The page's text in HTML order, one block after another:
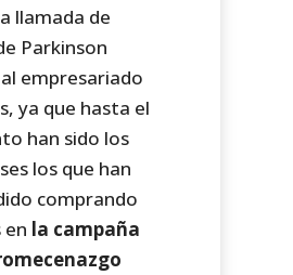
llamada de
Parkinson
empresariado
ya que hasta el
han sido los
los que han
comprando
en la campaña